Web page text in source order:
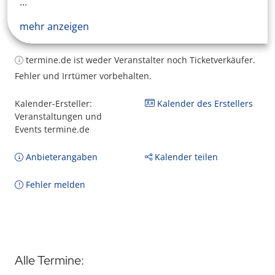
mehr anzeigen
termine.de ist weder Veranstalter noch Ticketverkäufer.
Fehler und Irrtümer vorbehalten.
Kalender-Ersteller:
Veranstaltungen und
Events termine.de
Kalender des Erstellers
Anbieterangaben Kalender teilen
Fehler melden
Alle Termine: